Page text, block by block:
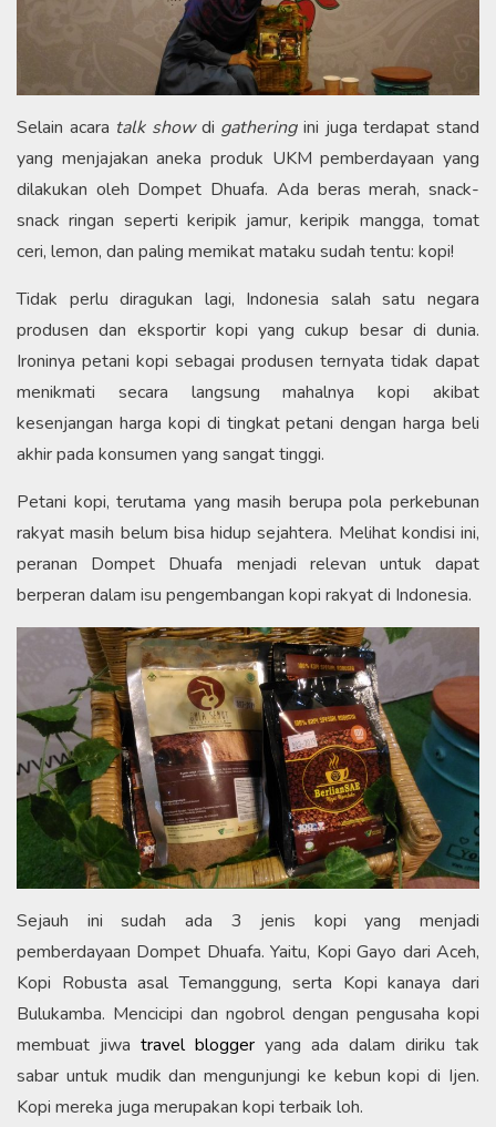
Selain acara talk showdi gatheringini juga terdapat stand
yang menjajakan aneka produk UKM pemberdayaan yang
dilakukan oleh Dompet Dhuafa. Ada beras merah, snack-
snack ringan seperti keripik jamur, keripik mangga, tomat
ceri, lemon, dan paling memikat mataku sudah tentu: kopi!
Tidak perlu diragukan lagi, Indonesia salah satu negara
produsen dan eksportir kopi yang cukup besar di dunia.
Ironinya petani kopi sebagai produsen ternyata tidak dapat
menikmati secara langsung mahalnya kopi akibat
kesenjangan harga kopi di tingkat petani dengan harga beli
akhir pada konsumen yang sangat tinggi.
Petani kopi, terutama yang masih berupa pola perkebunan
rakyat masih belum bisa hidup sejahtera. Melihat kondisi ini,
peranan Dompet Dhuafa menjadi relevan untuk dapat
berperan dalam isu pengembangan kopi rakyat di Indonesia.
Sejauh ini sudah ada 3 jenis kopi yang menjadi
pemberdayaan Dompet Dhuafa. Yaitu, Kopi Gayo dari Aceh,
Kopi Robusta asal Temanggung, serta Kopi kanaya dari
Bulukamba. Mencicipi dan ngobrol dengan pengusaha kopi
membuat jiwa travel blogger yang ada dalam diriku tak
sabar untuk mudik dan mengunjungi ke kebun kopi di Ijen.
Kopi mereka juga merupakan kopi terbaik loh.